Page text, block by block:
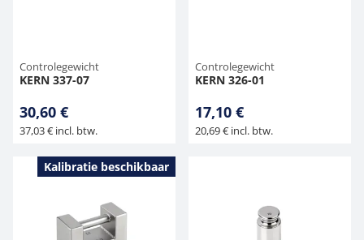
Controlegewicht
KERN 337-07
30,60 €
37,03 € incl. btw.
Controlegewicht
KERN 326-01
17,10 €
20,69 € incl. btw.
Kalibratie beschikbaar